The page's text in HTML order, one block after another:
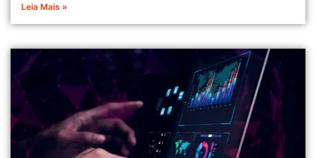
Leia Mais »